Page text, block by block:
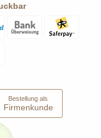
Bestellung als
Firmenkunde